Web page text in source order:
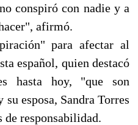
conspiró con nadie y a
afirmó.
para afectar al
español, quien destacó
hasta hoy, "que son
esposa, Sandra Torres
de responsabilidad.